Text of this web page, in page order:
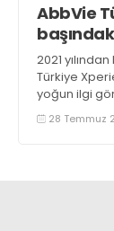
AbbVie
hazırlıyor
2021
Türkiye
yoğun ilgi
sunduğu 6
28 Temmuz